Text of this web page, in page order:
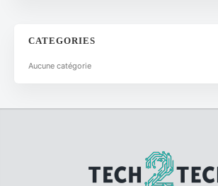
CATEGORIES
Aucune catégorie